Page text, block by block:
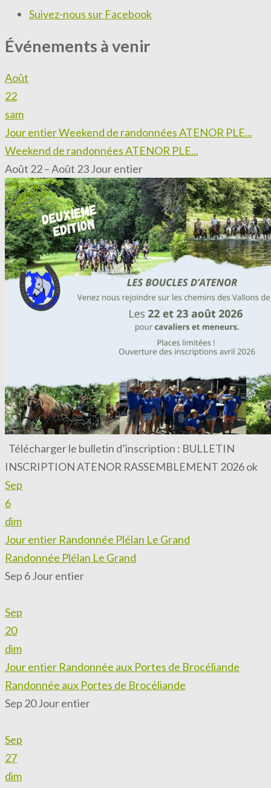
Suivez-nous sur Facebook
Événements à venir
Août
22
sam
Jour entierWeekend de randonnées ATENOR PLE...
Weekend de randonnées ATENOR PLE...
Août 22 – Août 23Jour entier
Télécharger le bulletin d’inscription : BULLETIN
INSCRIPTION ATENOR RASSEMBLEMENT 2026 ok
Sep
6
dim
Jour entier Randonnée Plélan Le Grand
Randonnée Plélan Le Grand
Sep 6Jour entier
Sep
20
dim
Jour entier Randonnée aux Portes de Brocéliande
Randonnée aux Portes de Brocéliande
Sep 20Jour entier
Sep
27
dim